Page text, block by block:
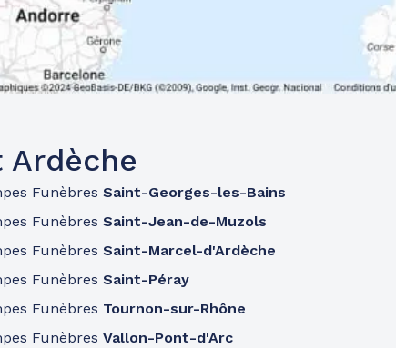
FunèbresSaint-Georges-les-Bains
FunèbresSaint-Jean-de-Muzols
FunèbresSaint-Marcel-d'Ardèche
FunèbresSaint-Péray
Funèbres Tournon-sur-Rhône
FunèbresVallon-Pont-d'Arc